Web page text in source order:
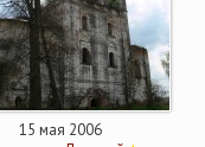
15 мая 2006